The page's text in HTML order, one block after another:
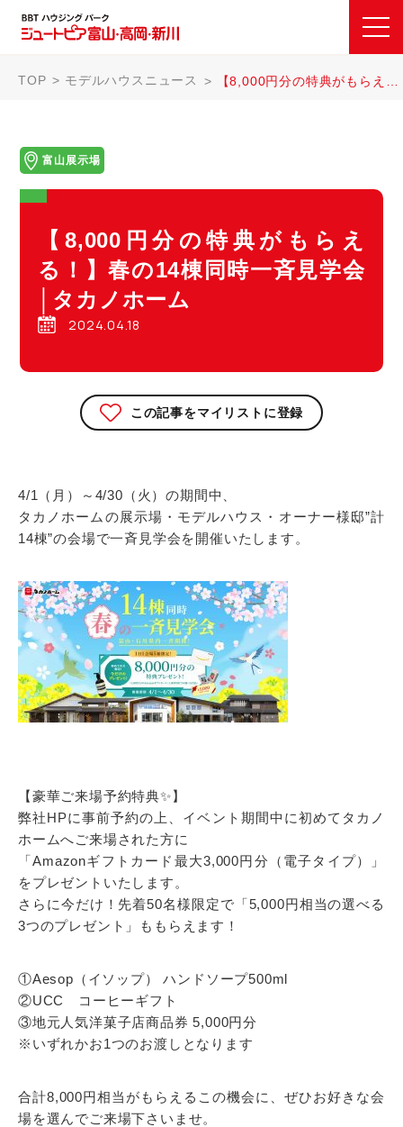
TOP モデルハウスニュース 【8,000円分の特典がもらえる！】春の14棟同時一斉見学会│タカノホーム
富山展示場
【8,000円分の特典がもらえ
る！】春の14棟同時一斉見学会
│タカノホーム
2024.04.18
この記事をマイリストに登録
4/1（月）～4/30（火）の期間中、
タカノホームの展示場・モデルハウス・オーナー様邸”計
14棟”の会場で一斉見学会を開催いたします。
【豪華ご来場予約特典✨】
弊社HPに事前予約の上、イベント期間中に初めてタカノ
ホームへご来場された方に
「Amazonギフトカード最大3,000円分（電子タイプ）」
をプレゼントいたします。
さらに今だけ！先着50名様限定で「5,000円相当の選べる
3つのプレゼント」ももらえます！
①Aesop（イソップ） ハンドソープ500ml
②UCC コーヒーギフト
③地元人気洋菓子店商品券 5,000円分
※いずれかお1つのお渡しとなります
合計8,000円相当がもらえるこの機会に、ぜひお好きな会
場を選んでご来場下さいませ。